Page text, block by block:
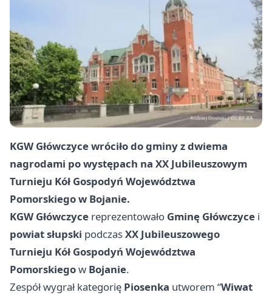
KGW Główczyce wróciło do gminy z dwiema
nagrodami po występach na XX Jubileuszowym
Turnieju Kół Gospodyń Województwa
Pomorskiego w Bojanie.
KGW Główczyce reprezentowało Gminę Główczyce i
powiat słupski podczasXX Jubileuszowego
Turnieju Kół Gospodyń Województwa
Pomorskiegow Bojanie.
Zespół wygrał kategorię Piosenka utworem “Wiwat